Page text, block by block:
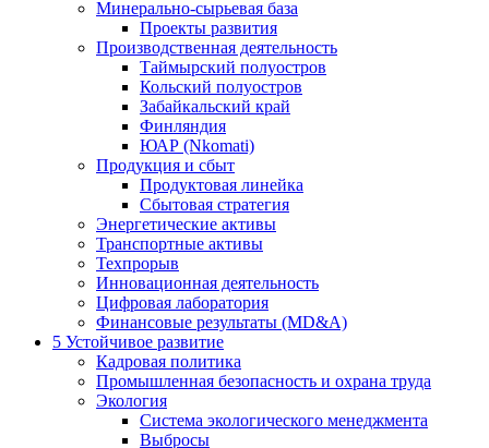
Минерально-сырьевая база
Проекты развития
Производственная деятельность
Таймырский полуостров
Кольский полуостров
Забайкальский край
Финляндия
ЮАР (Nkomati)
Продукция и сбыт
Продуктовая линейка
Сбытовая стратегия
Энергетические активы
Транспортные активы
Техпрорыв
Инновационная деятельность
Цифровая лаборатория
Финансовые результаты (MD&A)
5 Устойчивое развитие
Кадровая политика
Промышленная безопасность и охрана труда
Экология
Система экологического менеджмента
Выбросы